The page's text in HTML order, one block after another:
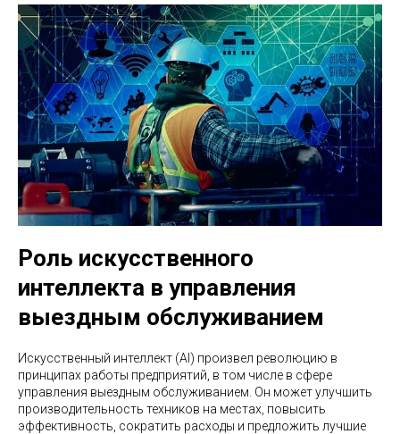
Роль искусственного
интеллекта в управления
выездным обслуживанием
Искусственный интеллект (AI) произвел революцию в
принципах работы предприятий, в том числе в сфере
управления выездным обслуживанием. Он может улучшить
производительность техников на местах, повысить
эффективность, сократить расходы и предложить лучшие